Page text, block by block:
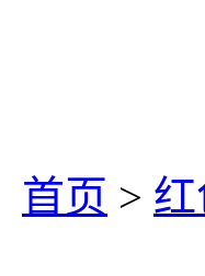
首页 >